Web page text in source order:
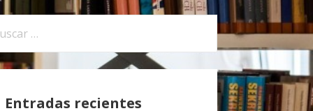
Entradas recientes